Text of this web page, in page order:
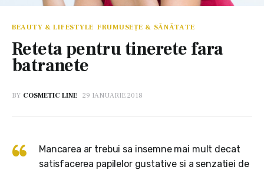
BEAUTY & LIFESTYLE FRUMUSEȚE & SĂNĂTATE
Reteta pentru tinerete fara
batranete
BY COSMETIC LINE 29 IANUARIE 2018
Mancarea ar trebui sa insemne mai mult decat
satisfacerea papilelor gustative si a senzatiei de